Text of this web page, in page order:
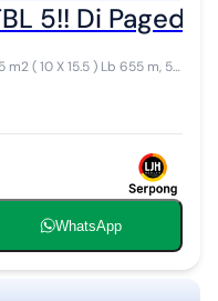
5!! Di
m2 ( 10 X 15.5 ) Lb 655 m, 5
11.000 watt Harga @
WhatsApp